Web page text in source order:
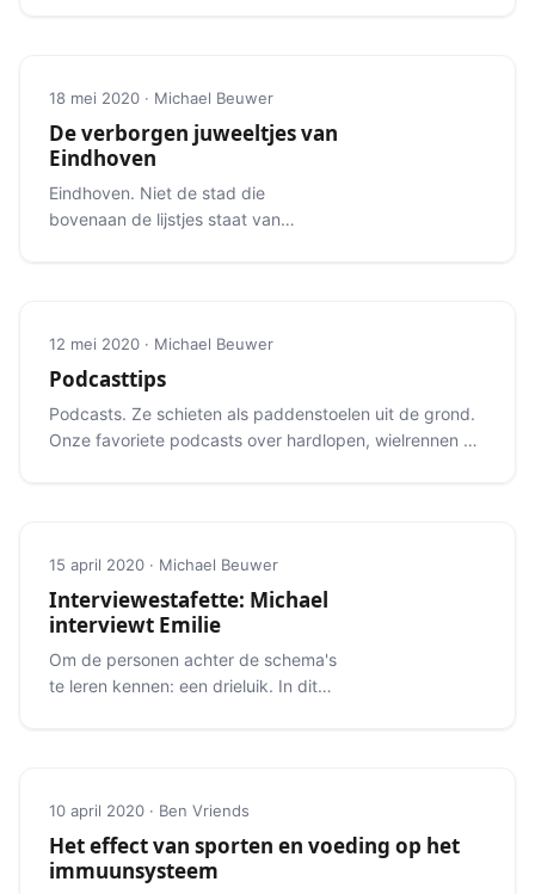
18 mei 2020 · Michael Beuwer
De verborgen juweeltjes van
Eindhoven
Eindhoven. Niet de stad die
bovenaan de lijstjes staat van
12 mei 2020 · Michael Beuwer
Podcasttips
Podcasts. Ze schieten als paddenstoelen uit de grond.
Onze favoriete podcasts over hardlopen, wielrennen en
15 april 2020 · Michael Beuwer
Interviewestafette: Michael
interviewt Emilie
Om de personen achter de schema's
te leren kennen: een drieluik. In dit
10 april 2020 · Ben Vriends
Het effect van sporten en voeding op het
immuunsysteem